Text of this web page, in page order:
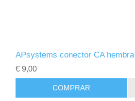
APsystems conector CA hembra
€ 9,00